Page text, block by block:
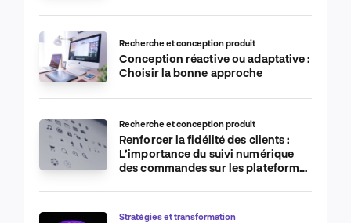
Recherche et conception produit
Conception réactive ou adaptative :
Choisir la bonne approche
Recherche et conception produit
Renforcer la fidélité des clients :
L’importance du suivi numérique
des commandes sur les plateformes
Stratégies et transformation